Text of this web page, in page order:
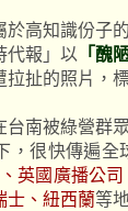
於高知識份子
代報」以 「醜
扯的照片，
台南被綠營群
，很快傳遍全
英國廣播公
士、紐西蘭等